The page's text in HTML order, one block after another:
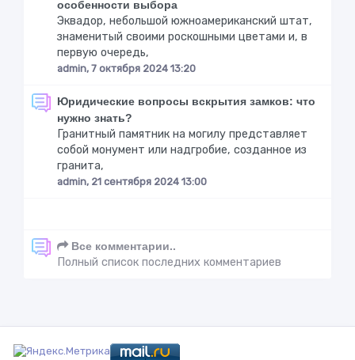
особенности выбора
Эквадор, небольшой южноамериканский штат,
знаменитый своими роскошными цветами и, в
первую очередь,
admin, 7 октября 2024 13:20
Юридические вопросы вскрытия замков: что
нужно знать?
Гранитный памятник на могилу представляет
собой монумент или надгробие, созданное из
гранита,
admin, 21 сентября 2024 13:00
Все комментарии..
Полный список последних комментариев